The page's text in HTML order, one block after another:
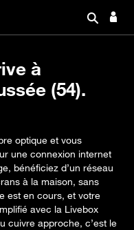
à
(54).
optique et vous
une connexion internet
bénéficiez d’un réseau
à la maison, sans
est en cours, et votre
avec la Livebox
cuivre approche, c’est le